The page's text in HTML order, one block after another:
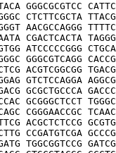
GGGCGCGTCC
CTCTTCGCTA
AACGCCAGGG
CGACTCACTA
ATCCCCCGGG
GGGCGTCAGG
ACGTCGGCGG
GTCTCCAGGA
GCGCTGCCCA
GCGGGCTCCT
CGGGAACCGC
ACGCTCTCCG
CCGATGTCGA
TGGCGGTCCG